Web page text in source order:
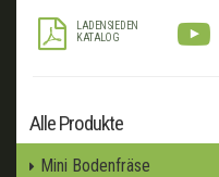
LADEN SIE DEN
KATALOG
Alle Produkte
Mini Bodenfräse